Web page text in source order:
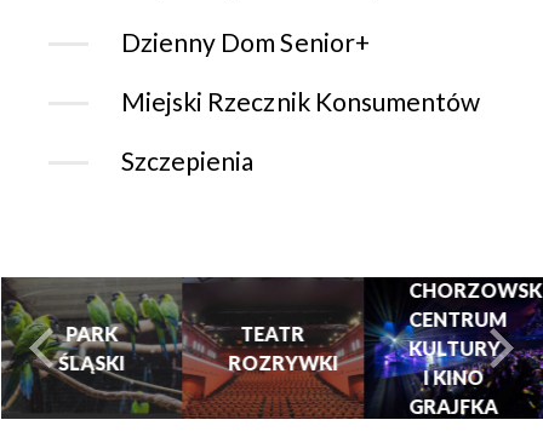
Dzienny Dom Senior+
Miejski Rzecznik Konsumentów
Szczepienia
PARK
ŚLĄSKI
TEATR
ROZRYWKI
CENTRUM
KULTURY
I KINO
GRAJFKA
turysta.Previous